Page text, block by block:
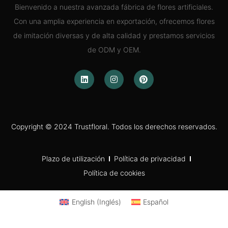
Bienvenido a nuestra avanzada fábrica de flores artificiales.
Con una amplia experiencia en exportación, ofrecemos flores
de imitación diversas y de alta calidad y prestamos servicios
de ODM y OEM.
Copyright © 2024 Trustfloral. Todos los derechos reservados.
Plazo de utilización
Política de privacidad
Política de cookies
English (Inglés) Español